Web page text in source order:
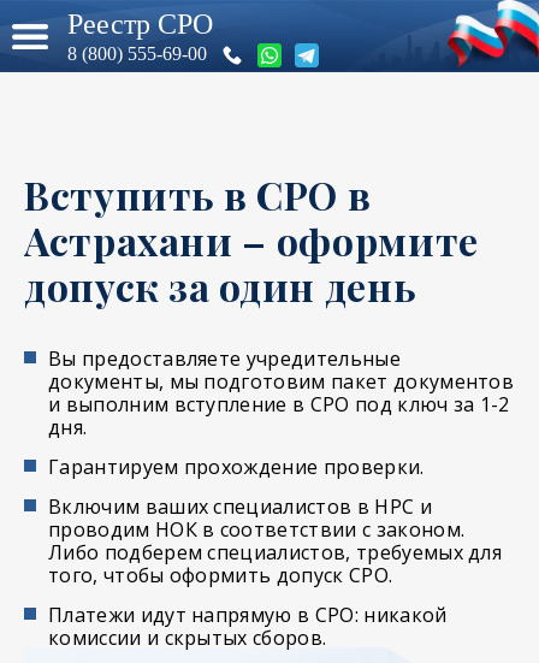
Реестр СРО
8 (800) 555-69-00
Вступить в СРО в
Астрахани – оформите
допуск за один день
Вы предоставляете учредительные
документы, мы подготовим пакет документов
и выполним вступление в СРО под ключ за 1-2
дня.
Гарантируем прохождение проверки.
Включим ваших специалистов в НРС и
проводим НОК в соответствии с законом.
Либо подберем специалистов, требуемых для
того, чтобы оформить допуск СРО.
Платежи идут напрямую в СРО: никакой
комиссии и скрытых сборов.